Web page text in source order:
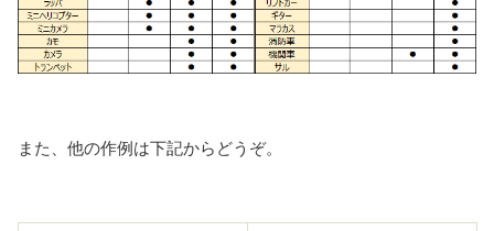
また、他の作例は下記からどうぞ。